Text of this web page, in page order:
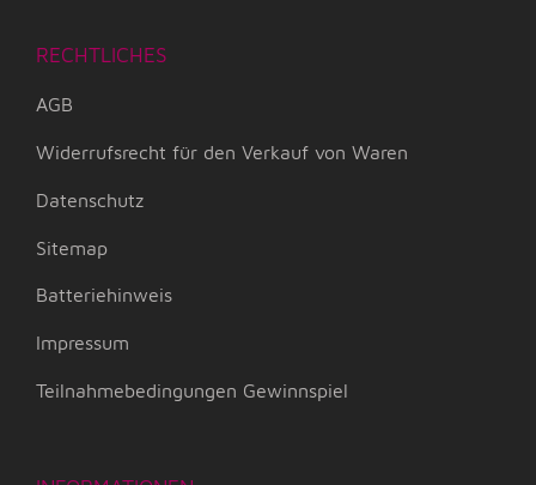
RECHTLICHES
AGB
Widerrufsrecht für den Verkauf von Waren
Datenschutz
Sitemap
Batteriehinweis
Impressum
Teilnahmebedingungen Gewinnspiel